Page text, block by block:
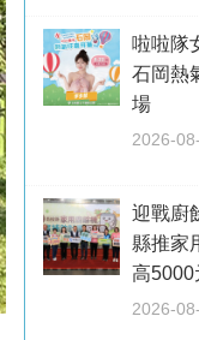
啦啦隊
石岡熱
場
2026-
迎戰廚
縣推家
高
2026-